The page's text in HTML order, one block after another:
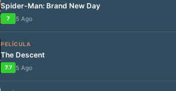
Spider-Man: Brand New Day
7 5 Ago
PELÍCULA
The Descent
7.7 5 Ago